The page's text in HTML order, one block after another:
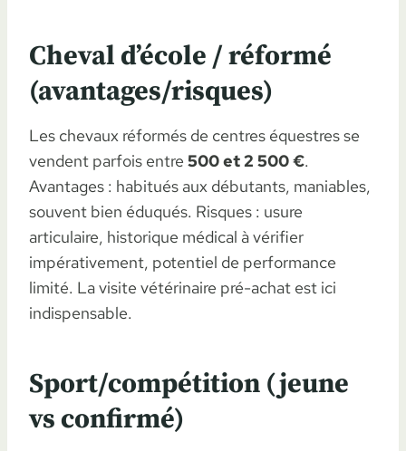
Cheval d’école / réformé
(avantages/risques)
Les chevaux réformés de centres équestres se
vendent parfois entre 500 et 2 500 €.
Avantages : habitués aux débutants, maniables,
souvent bien éduqués. Risques : usure
articulaire, historique médical à vérifier
impérativement, potentiel de performance
limité. La visite vétérinaire pré-achat est ici
indispensable.
Sport/compétition (jeune
vs confirmé)